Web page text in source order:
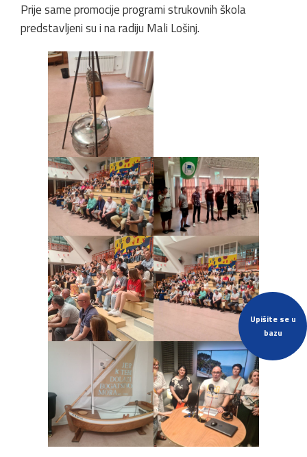
Upišite se u
bazu
Prije same promocije programi strukovnih škola
predstavljeni su i na radiju Mali Lošinj.